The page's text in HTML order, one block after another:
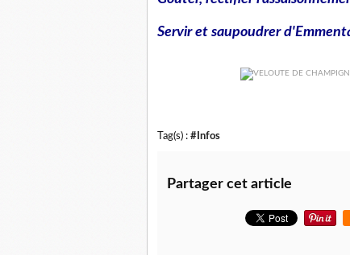
Servir et saupoudrer
Tag(s) : #Infos
Partager cet article